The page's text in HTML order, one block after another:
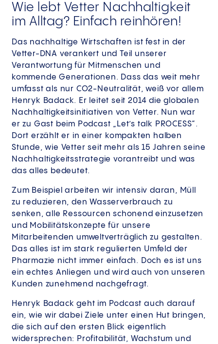
Wie lebt Vetter Nachhaltigkeit
im Alltag? Einfach reinhören!
Das nachhaltige Wirtschaften ist fest in der
Vetter-DNA verankert und Teil unserer
Verantwortung für Mitmenschen und
kommende Generationen. Dass das weit mehr
umfasst als nur CO2-Neutralität, weiß vor allem
Henryk Badack. Er leitet seit 2014 die globalen
Nachhaltigkeitsinitiativen von Vetter. Nun war
er zu Gast beim Podcast „Let’s talk PROCESS“.
Dort erzählt er in einer kompakten halben
Stunde, wie Vetter seit mehr als 15 Jahren seine
Nachhaltigkeitsstrategie vorantreibt und was
das alles bedeutet.
Zum Beispiel arbeiten wir intensiv daran, Müll
zu reduzieren, den Wasserverbrauch zu
senken, alle Ressourcen schonend einzusetzen
und Mobilitätskonzepte für unsere
Mitarbeitenden umweltverträglich zu gestalten.
Das alles ist im stark regulierten Umfeld der
Pharmazie nicht immer einfach. Doch es ist uns
ein echtes Anliegen und wird auch von unseren
Kunden zunehmend nachgefragt.
Henryk Badack geht im Podcast auch darauf
ein, wie wir dabei Ziele unter einen Hut bringen,
die sich auf den ersten Blick eigentlich
widersprechen: Profitabilität, Wachstum und